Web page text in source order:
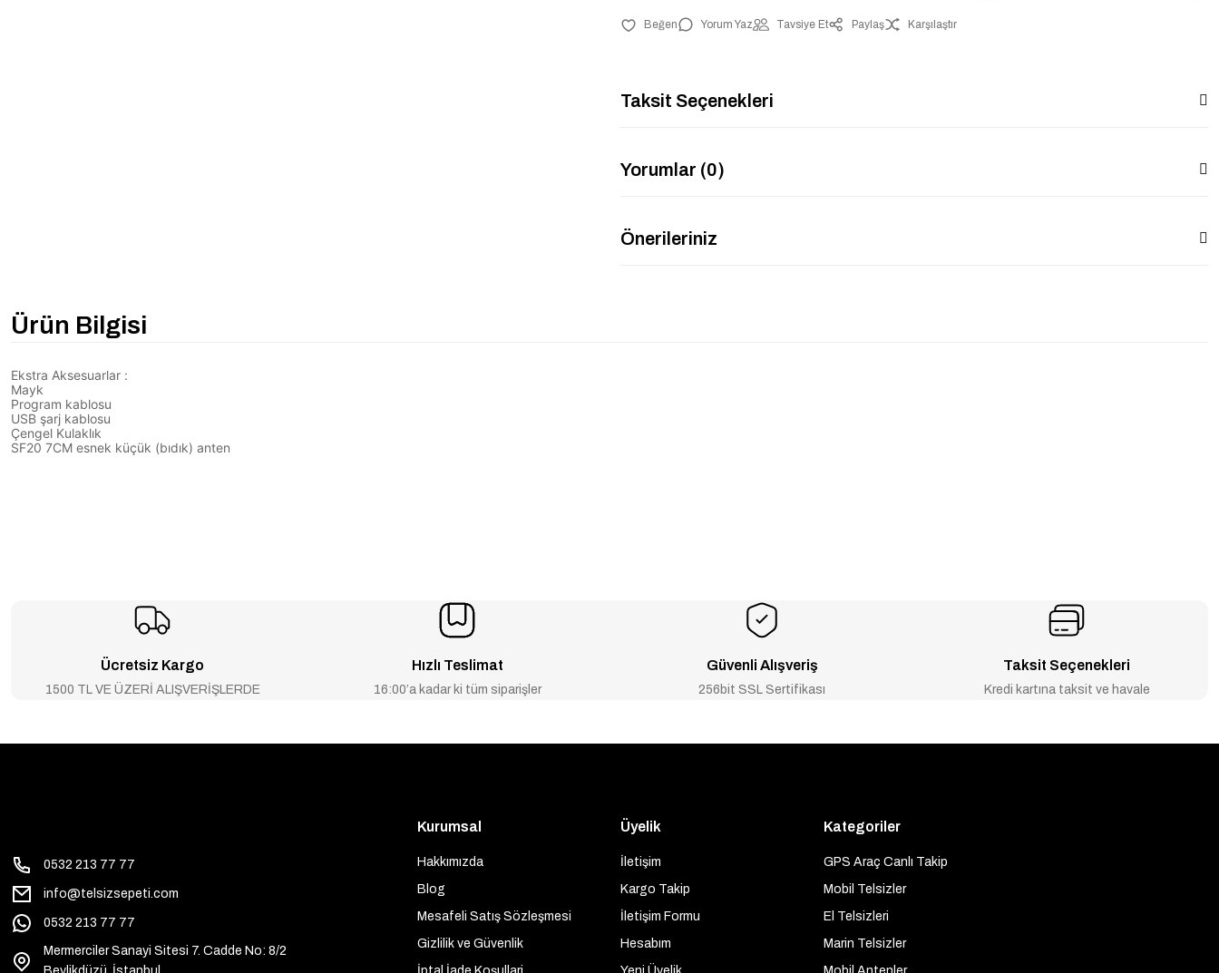
Yorum Yaz Tavsiye Et Paylaş Karşılaştır
Taksit Seçenekleri
Yorumlar (0)
Önerileriniz
Ürün Bilgisi
Ekstra Aksesuarlar :
Mayk
Program kablosu
USB şarj kablosu
Çengel Kulaklık
SF20 7CM esnek küçük (bıdık) anten
Ücretsiz Kargo
1500 TL VE ÜZERİ ALIŞVERİŞLERDE
Hızlı Teslimat
16:00’a kadar ki tüm siparişler
Güvenli Alışveriş
256bit SSL Sertifikası
Taksit Seçenekleri
Kredi kartına taksit ve havale
0532 213 77 77
info@telsizsepeti.com
0532 213 77 77
Mermerciler Sanayi Sitesi 7. Cadde No: 8/2
Kurumsal
Hakkımızda
Blog
Mesafeli Satış Sözleşmesi
Gizlilik ve Güvenlik
Üyelik
İletişim
Kargo Takip
İletişim Formu
Hesabım
Kategoriler
GPS Araç Canlı Takip
Mobil Telsizler
El Telsizleri
Marin Telsizler